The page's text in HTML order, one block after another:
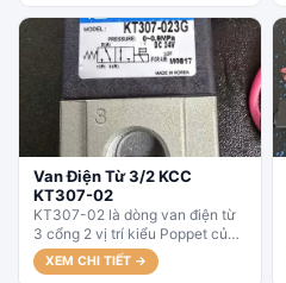
Van Điện Từ 3/2 KCC
KT307-02
KT307-02 là dòng van điện từ
3 cổng 2 vị trí kiểu Poppet của
KCC Hàn Quốc, có thiết kế...
XEM CHI TIẾT →